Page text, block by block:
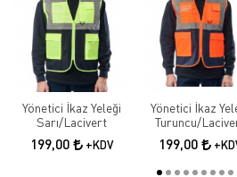
Yönetici İkaz Yeleği
Sarı/Lacivert
199,00 +KDV
Yönetici İkaz
Turuncu/
199,00